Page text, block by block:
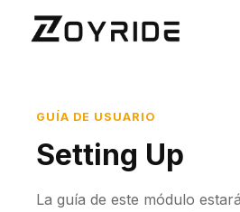
GUÍA DE USUARIO
Setting Up
La guía de este módulo